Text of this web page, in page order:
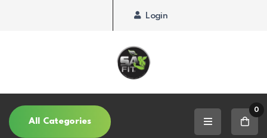
Login
All Categories
0